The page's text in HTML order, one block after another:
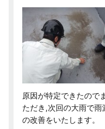
原因が特定できたので
ただき,次回の大雨で
の改善をいたします。